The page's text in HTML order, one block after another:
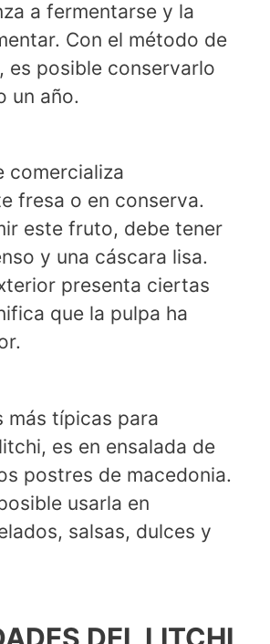
a fermentarse y la
Con el método de
es posible conservarlo
un año.
comercializa
fresa o en conserva.
este fruto, debe tener
y una cáscara lisa.
presenta ciertas
que la pulpa ha
más típicas para
es en ensalada de
postres de macedonia.
usarla en
salsas, dulces y